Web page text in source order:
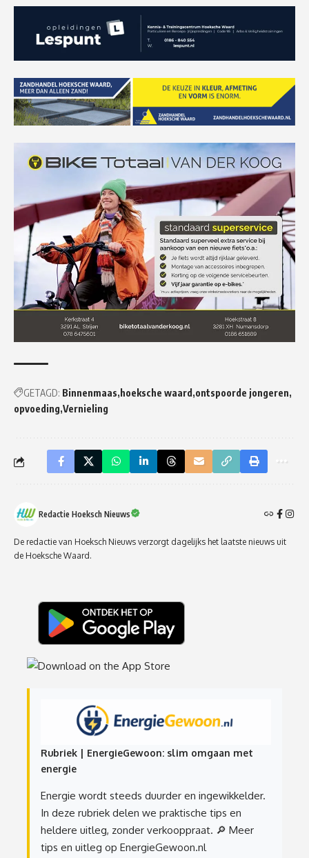
GETAGD: Binnenmaas hoeksche waard ontspoorde jongeren
opvoeding Vernieling
Redactie Hoeksch Nieuws
De redactie van Hoeksch Nieuws verzorgt dagelijks het laatste nieuws uit
de Hoeksche Waard.
Rubriek | EnergieGewoon: slim omgaan met
energie
Energie wordt steeds duurder en ingewikkelder.
In deze rubriek delen we praktische tips en
heldere uitleg, zonder verkooppraat. 🔎 Meer
tips en uitleg op EnergieGewoon.nl